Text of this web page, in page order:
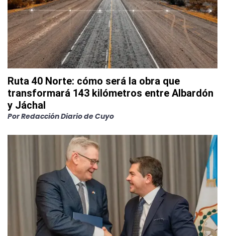
Ruta 40 Norte: cómo será la obra que
transformará 143 kilómetros entre Albardón
y Jáchal
PorRedacción Diario de Cuyo